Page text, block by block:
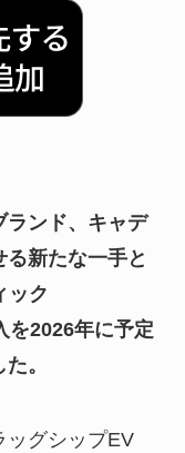
ランド、キャデ
新たな一手と
ック
を2026年に予定
。
ッグシップEV